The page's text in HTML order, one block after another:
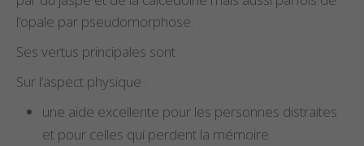
l’opale par pseudomorphose.
Ses vertus principales sont
Sur l’aspect physique :
une aide excellente pour les personnes distraites
et pour celles qui perdent la mémoire